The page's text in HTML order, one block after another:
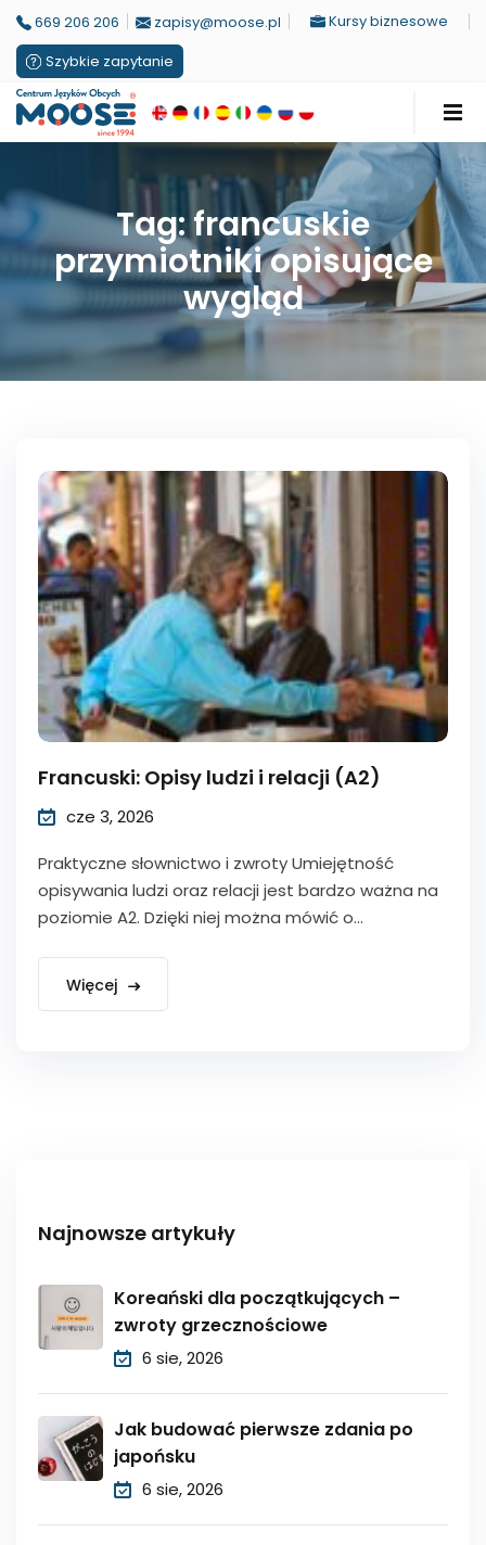
669 206 206 zapisy@moose.pl
Kursy biznesowe
Szybkie zapytanie
Tag: francuskie
przymiotniki opisujące
wygląd
Francuski: Opisy ludzi i relacji (A2)
cze 3, 2026
Praktyczne słownictwo i zwroty Umiejętność
opisywania ludzi oraz relacji jest bardzo ważna na
poziomie A2. Dzięki niej można mówić o...
Więcej
Najnowsze artykuły
Koreański dla początkujących –
zwroty grzecznościowe
6 sie, 2026
Jak budować pierwsze zdania po
japońsku
6 sie, 2026